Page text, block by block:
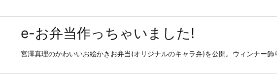
e-お弁当作っちゃいました!
宮澤真理のかわいいお絵かきお弁当(オリジナルのキャラ弁)を公開。ウィンナー